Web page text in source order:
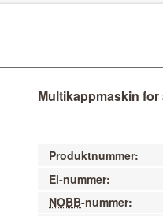
Multikappmaskin
Produktnummer:
El-nummer:
NOBB-nummer: